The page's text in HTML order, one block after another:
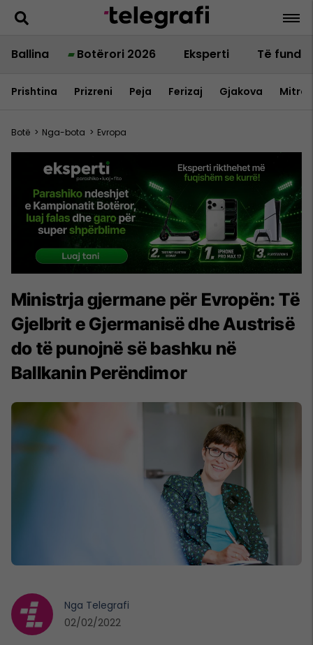
Ballina Botërori 2026 Eksperti Të fundit
Prishtina Prizreni Peja Ferizaj Gjakova
Botë > Nga-bota > Evropa
Ministrja gjermane për Evropën: Të
Gjelbrit e Gjermanisë dhe Austrisë
do të punojnë së bashku në
Ballkanin Perëndimor
Nga Telegrafi
02/02/2022